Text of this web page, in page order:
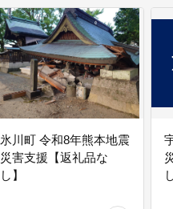
氷川町 令和8年熊本地震
災害支援【返礼品な
し】